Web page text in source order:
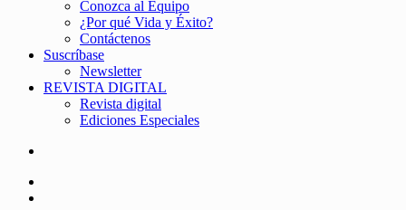
Conozca al Equipo
¿Por qué Vida y Éxito?
Contáctenos
Suscríbase
Newsletter
REVISTA DIGITAL
Revista digital
Ediciones Especiales